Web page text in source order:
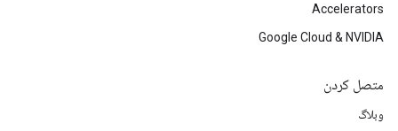
Accelerators
Google Cloud & NVIDIA
متصل کردن
وبلاگ